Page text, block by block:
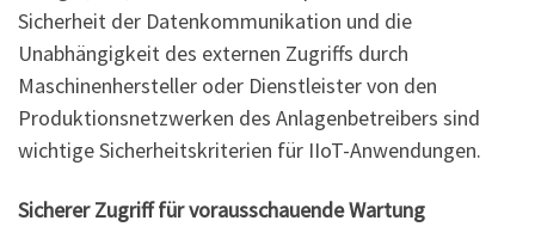
Sicherheit der Datenkommunikation und die
Unabhängigkeit des externen Zugriffs durch
Maschinenhersteller oder Dienstleister von den
Produktionsnetzwerken des Anlagenbetreibers sind
wichtige Sicherheitskriterien für IIoT-Anwendungen.
Sicherer Zugriff für vorausschauende Wartung